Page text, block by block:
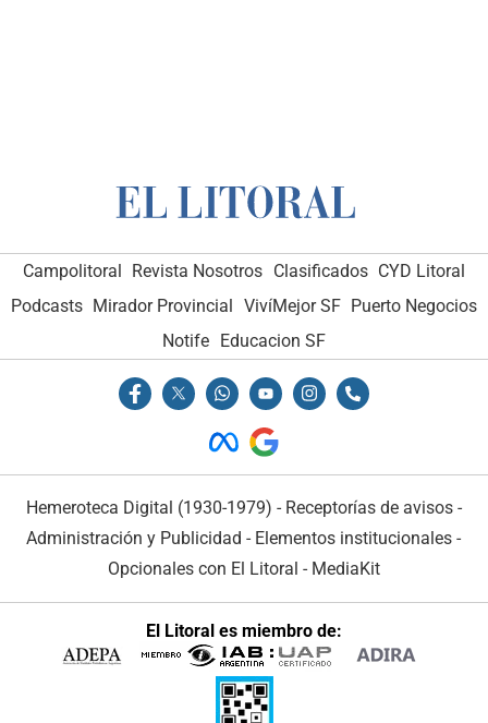
Campolitoral Revista Nosotros Clasificados CYD Litoral
Podcasts Mirador Provincial VivíMejor SF Puerto Negocios
Notife Educacion SF
Hemeroteca Digital (1930-1979) - Receptorías de avisos -
Administración y Publicidad - Elementos institucionales -
Opcionales con El Litoral - MediaKit
El Litoral es miembro de: